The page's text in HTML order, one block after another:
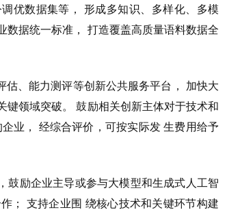
优数据集等， 形成多知识、多样化、多模
据统一标准， 打造覆盖高质量语料数据全
、能力测评等创新公共服务平台， 加快大
领域突破。 鼓励相关创新主体对于技术和
业， 经综合评价，可按实际发 生费用给予
鼓励企业主导或参与大模型和生成式人工智
； 支持企业围 绕核心技术和关键环节构建